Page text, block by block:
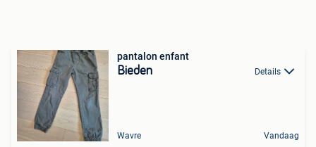
pantalon enfant
Bieden Details
Wavre Vandaag